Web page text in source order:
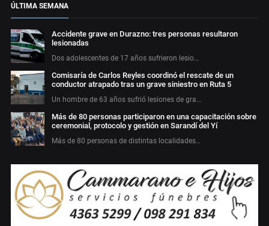
ÚLTIMA SEMANA
Accidente grave en Durazno: tres personas resultaron
lesionadas
Dos adolescentes de 17 años sufrieron lesio…
Comisaría de Carlos Reyles coordinó el rescate de un
conductor atrapado tras un grave siniestro en Ruta 5
Un hombre de 63 años sufrió lesiones de gra…
Más de 80 personas participaron en una capacitación sobre
ceremonial, protocolo y gestión en Sarandí del Yí
Más de 80 personas de distintas localidades…